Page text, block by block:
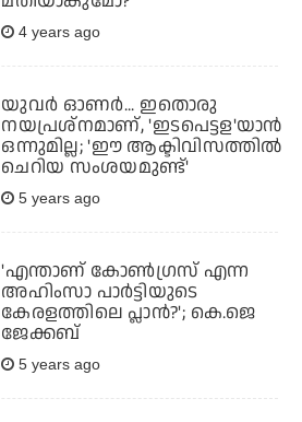
4 years ago
യുവര്‍ ഓണര്‍... ഇതൊരു
നയപ്രശ്‌നമാണ്, 'ഇടപെട്ടള'യാന്‍
ഒന്നുമില്ല; 'ഈ ആക്ടിവിസത്തില്‍
ചെറിയ സംശയമുണ്ട്'
5 years ago
'എന്താണ് കോണ്‍ഗ്രസ് എന്ന
അഹിംസാ പാര്‍ട്ടിയുടെ
കേരളത്തിലെ പ്ലാന്‍?'; കെ.ജെ
ജേക്കബ്
5 years ago